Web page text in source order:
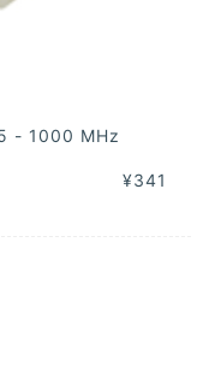
- 1000 MHz
¥341